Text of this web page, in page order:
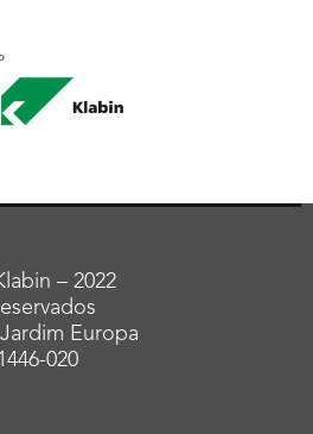
– 2022
Europa
020